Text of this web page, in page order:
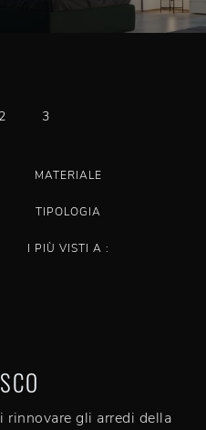
2 3
MATERIALE
TIPOLOGIA
I PIÙ VISTI A :
rinnovare gli arredi della